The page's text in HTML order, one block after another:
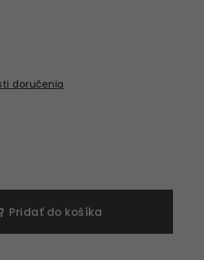
doručenia
Pridať do košíka